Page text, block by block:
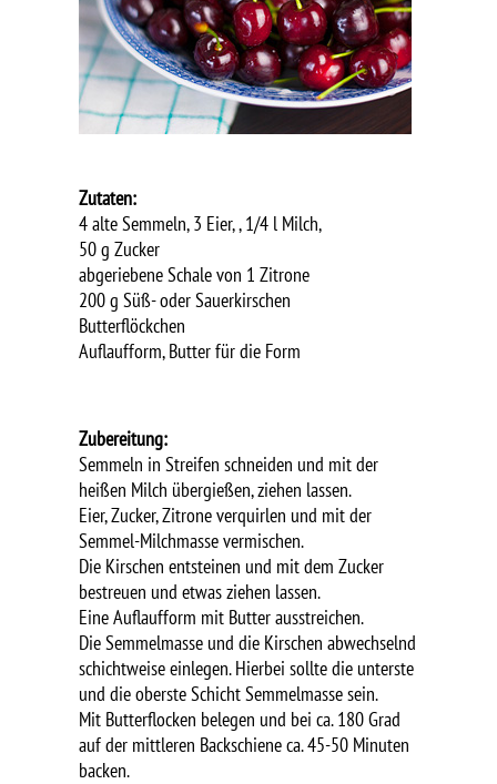
Zutaten:
4 alte Semmeln, 3 Eier, , 1/4 l Milch,
50 g Zucker
abgeriebene Schale von 1 Zitrone
200 g Süß- oder Sauerkirschen
Butterflöckchen
Auflaufform, Butter für die Form
Zubereitung:
Semmeln in Streifen schneiden und mit der
heißen Milch übergießen, ziehen lassen.
Eier, Zucker, Zitrone verquirlen und mit der
Semmel-Milchmasse vermischen.
Die Kirschen entsteinen und mit dem Zucker
bestreuen und etwas ziehen lassen.
Eine Auflaufform mit Butter ausstreichen.
Die Semmelmasse und die Kirschen abwechselnd
schichtweise einlegen. Hierbei sollte die unterste
und die oberste Schicht Semmelmasse sein.
Mit Butterflocken belegen und bei ca. 180 Grad
auf der mittleren Backschiene ca. 45-50 Minuten
backen.